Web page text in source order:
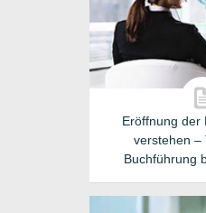
Eröffnung der
verstehen –
Buchführung